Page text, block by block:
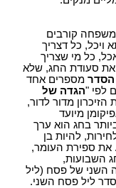
משפחה קורבים
ויכל, כל דצריך
כל מי שצריך
את סעודת החג, שלא
הסדר מספרים אחד
לפי "הגדה של
מדור לדור,
מיועד
בחג הוא ערך
להיות בן
את ספירת העומר,
השבועות,
השני של פסח (ליל
ליל פסח השני.